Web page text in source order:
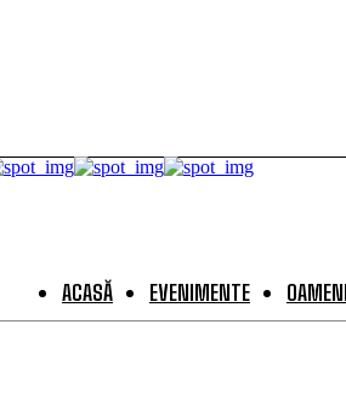
ACASĂ EVENIMENTE